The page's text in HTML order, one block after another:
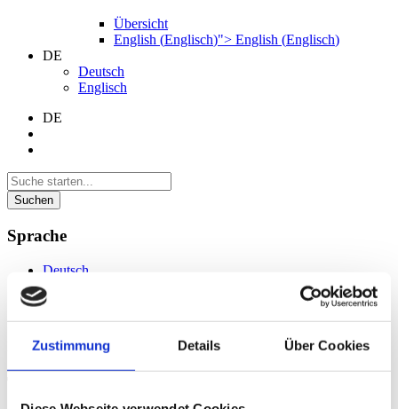
Zustimmung Details Über Cookies
Übersicht
English (Englisch)"> English (Englisch)
DE
Deutsch
Englisch
DE
Suchen
Sprache
Deutsch
Englisch
HIGHEST FAQ